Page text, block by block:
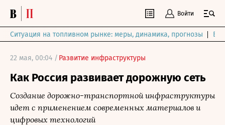
Войти
Ситуация на топливном рынке: меры, динамика, прогнозы
22 мая, 00:04 / Развитие инфраструктуры
Как Россия развивает дорожную сеть
Создание дорожно-транспортной инфраструктуры
идет с применением современных материалов и
цифровых технологий